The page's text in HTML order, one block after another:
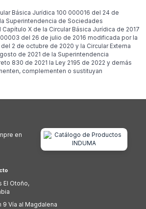
Básica Jurídica 100 000016 del 24 de
Superintendencia de Sociedades
X de la Circular Básica Jurídica de 2017
del 26 de julio de 2016 modificada por la
2 de octubre de 2020 y la Circular Externa
de 2021 de la Superintendencia
830 de 2021 la Ley 2195 de 2022 y demás
complementen o sustituyan
El Otoño,
9 Vía al Magdalena